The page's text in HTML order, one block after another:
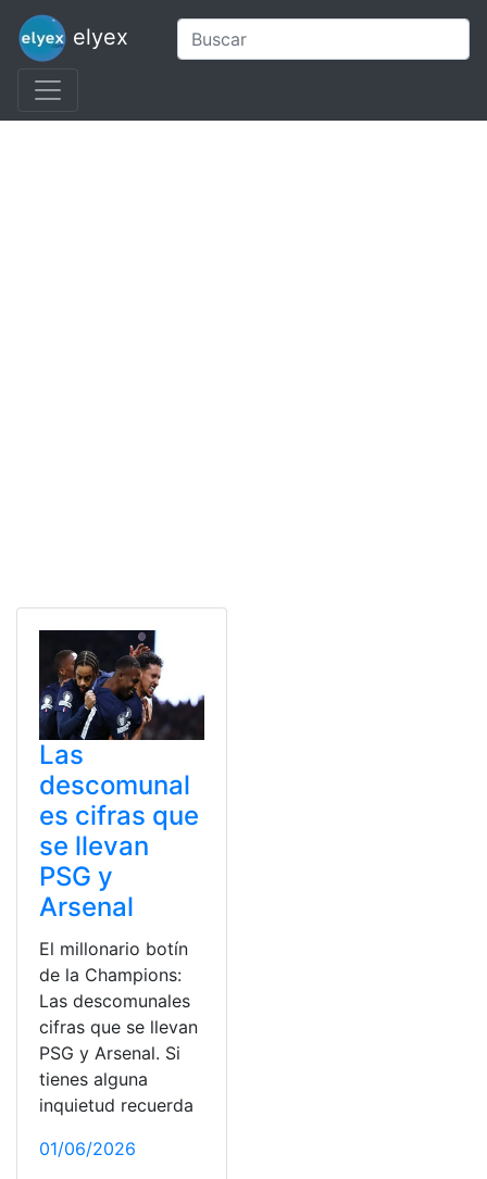
elyex
Las
descomunal
es cifras que
se llevan
PSG y
Arsenal
El millonario botín
de la Champions:
Las descomunales
cifras que se llevan
PSG y Arsenal. Si
tienes alguna
inquietud recuerda
01/06/2026